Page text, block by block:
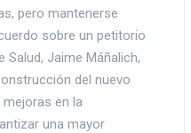
pero mantenerse
sobre un petitorio
Salud, Jaime Máñalich,
del nuevo
en la
una mayor